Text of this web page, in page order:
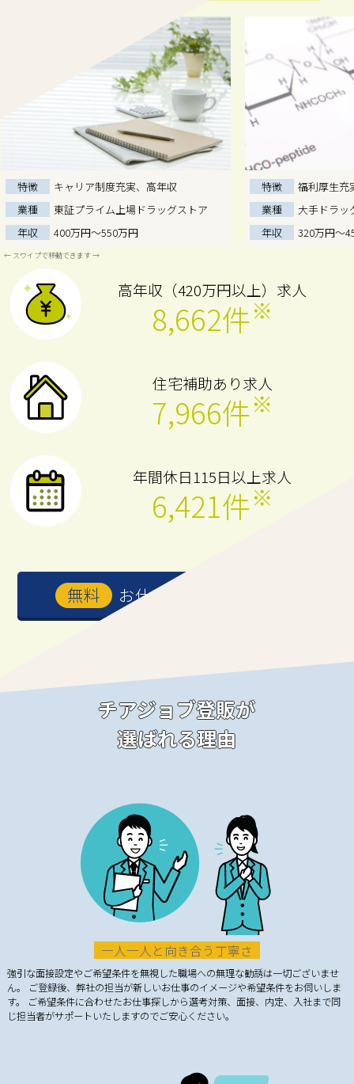
特徴
キャリア制度充実、高年収
業種
東証プライム上場ドラッグストア
年収
400万円～550万円
特徴
福利厚生充
業種
大手ドラッ
年収
320万円～
高年収（420万円以上）求人
8,662件※
住宅補助あり求人
7,966件※
年間休日115日以上求人
6,421件※
お仕事を紹介してもらう
チアジョブ登販が
選ばれる理由
一人一人と向き合う丁寧さ
強引な面接設定やご希望条件を無視した職場への無理な勧誘は一切ございませ
ん。 ご登録後、弊社の担当が新しいお仕事のイメージや希望条件をお伺いしま
す。 ご希望条件に合わせたお仕事探しから選考対策、面接、内定、入社まで同
じ担当者がサポートいたしますのでご安心ください。